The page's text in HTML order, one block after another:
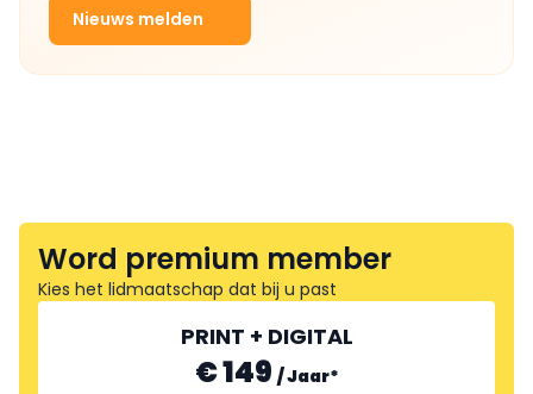
Nieuws melden
Word premium member
Kies het lidmaatschap dat bij u past
PRINT + DIGITAL
€ 149 /Jaar*